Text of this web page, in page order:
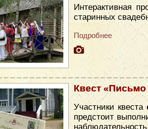
Интерактивная
старинных
Подробнее
Квест
Участники квеста
предстоит